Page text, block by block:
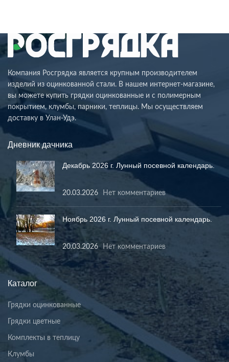
Компания Росгрядка является крупным производителем
изделий из оцинкованной стали. В нашем интернет-магазине,
вы можете купить грядки оцинкованные и с полимерным
покрытием, клумбы, парники, теплицы. Мы осуществляем
доставку в Улан-Удэ.
Дневник дачника
Декабрь 2026 г. Лунный посевной календарь.
20.03.2026 Нет комментариев
Ноябрь 2026 г. Лунный посевной календарь.
20.03.2026 Нет комментариев
Каталог
Грядки оцинкованные
Грядки цветные
Комплекты в теплицу
Клумбы